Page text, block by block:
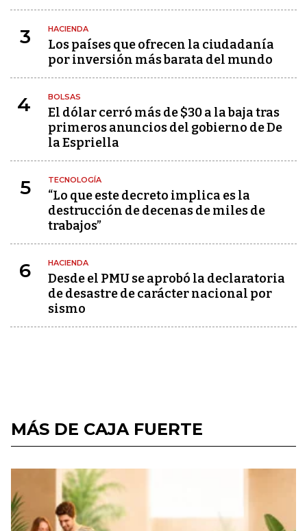
3 HACIENDA
Los países que ofrecen la ciudadanía
por inversión más barata del mundo
4 BOLSAS
El dólar cerró más de $30 a la baja tras
primeros anuncios del gobierno de De
la Espriella
5 TECNOLOGÍA
“Lo que este decreto implica es la
destrucción de decenas de miles de
trabajos”
6 HACIENDA
Desde el PMU se aprobó la declaratoria
de desastre de carácter nacional por
sismo
MÁS DE CAJA FUERTE